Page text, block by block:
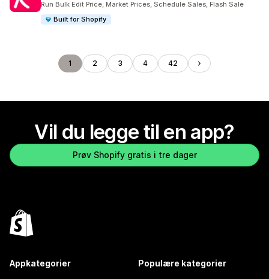
Run Bulk Edit Price, Market Prices, Schedule Sales, Flash Sale
Built for Shopify
1 2 3 4 42
Vil du legge til en app?
Prøv Shopify gratis i tre dager
Appkategorier Populære kategorier